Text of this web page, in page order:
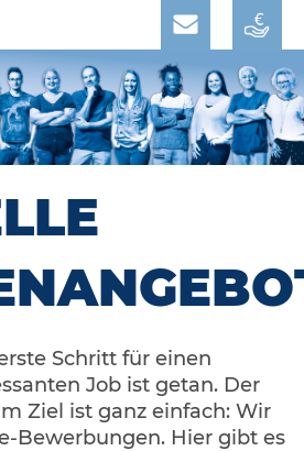
Schritt für einen
Job ist getan. Der
Ziel ist ganz einfach: Wir
Bewerbungen. Hier gibt es